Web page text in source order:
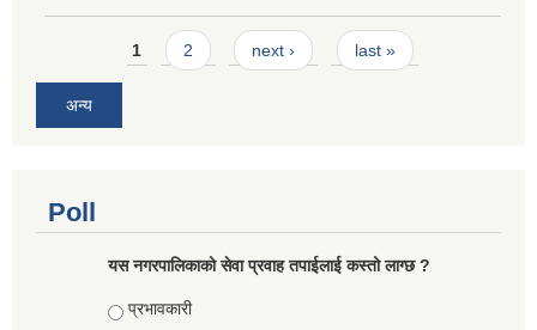
Pages1 2 next › last »
अन्य
Poll
यस नगरपालिकाको सेवा प्रवाह तपाईलाई कस्तो लाग्छ ?
Choices
प्रभावकारी